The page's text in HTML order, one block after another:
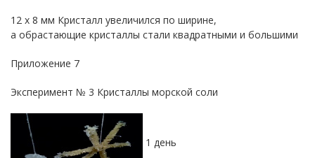
12 х 8 мм Кристалл увеличился по ширине,
а обрастающие кристаллы стали квадратными и большими
Приложение 7
Эксперимент № 3 Кристаллы морской соли
1 день